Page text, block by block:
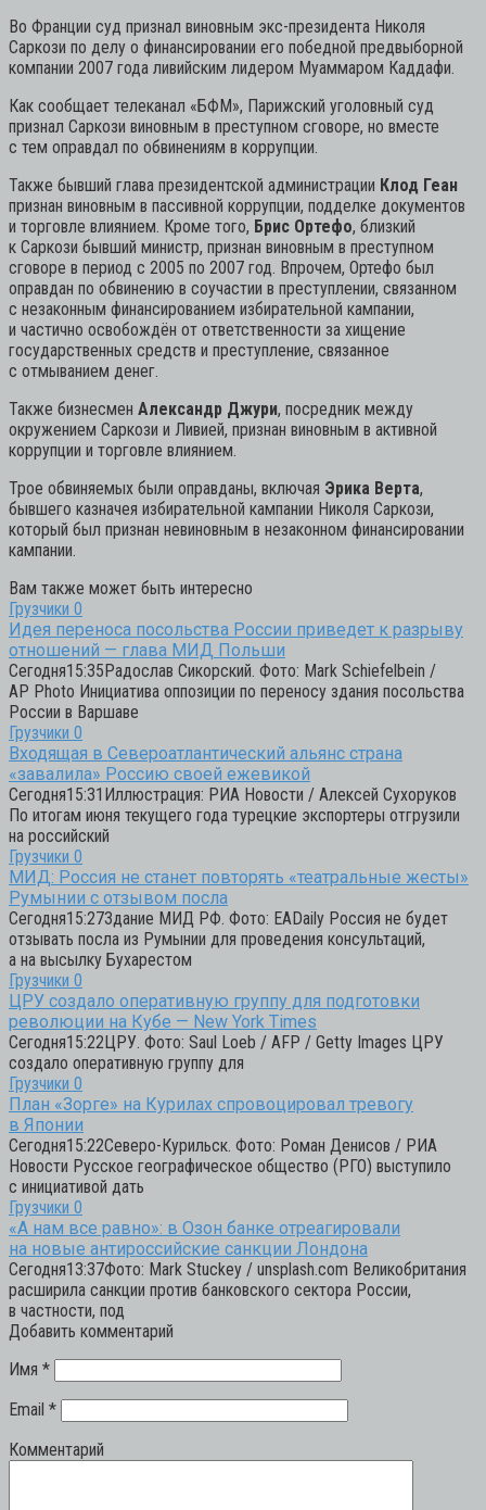
Во Франции суд признал виновным экс-президента Николя
Саркози по делу о финансировании его победной предвыборной
компании 2007 года ливийским лидером Муаммаром Каддафи.
Как сообщает телеканал «БФМ», Парижский уголовный суд
признал Саркози виновным в преступном сговоре, но вместе
с тем оправдал по обвинениям в коррупции.
Также бывший глава президентской администрации Клод Геан
признан виновным в пассивной коррупции, подделке документов
и торговле влиянием. Кроме того, Брис Ортефо, близкий
к Саркози бывший министр, признан виновным в преступном
сговоре в период с 2005 по 2007 год. Впрочем, Ортефо был
оправдан по обвинению в соучастии в преступлении, связанном
с незаконным финансированием избирательной кампании,
и частично освобождён от ответственности за хищение
государственных средств и преступление, связанное
с отмыванием денег.
Также бизнесмен Александр Джури, посредник между
окружением Саркози и Ливией, признан виновным в активной
коррупции и торговле влиянием.
Трое обвиняемых были оправданы, включая Эрика Верта,
бывшего казначея избирательной кампании Николя Саркози,
который был признан невиновным в незаконном финансировании
кампании.
Вам также может быть интересно
Грузчики 0
Идея переноса посольства России приведет к разрыву
отношений — глава МИД Польши
Сегодня15:35Радослав Сикорский. Фото: Mark Schiefelbein /
AP Photo Инициатива оппозиции по переносу здания посольства
России в Варшаве
Грузчики 0
Входящая в Североатлантический альянс страна
«завалила» Россию своей ежевикой
Сегодня15:31Иллюстрация: РИА Новости / Алексей Сухоруков
По итогам июня текущего года турецкие экспортеры отгрузили
на российский
Грузчики 0
МИД: Россия не станет повторять «театральные жесты»
Румынии с отзывом посла
Сегодня15:27Здание МИД РФ. Фото: EADaily Россия не будет
отзывать посла из Румынии для проведения консультаций,
а на высылку Бухарестом
Грузчики 0
ЦРУ создало оперативную группу для подготовки
революции на Кубе — New York Times
Сегодня15:22ЦРУ. Фото: Saul Loeb / AFP / Getty Images ЦРУ
создало оперативную группу для
Грузчики 0
План «Зорге» на Курилах спровоцировал тревогу
в Японии
Сегодня15:22Северо-Курильск. Фото: Роман Денисов / РИА
Новости Русское географическое общество (РГО) выступило
с инициативой дать
Грузчики 0
«А нам все равно»: в Озон банке отреагировали
на новые антироссийские санкции Лондона
Сегодня13:37Фото: Mark Stuckey / unsplash.com Великобритания
расширила санкции против банковского сектора России,
в частности, под
Добавить комментарий
Имя *
Email *
Комментарий